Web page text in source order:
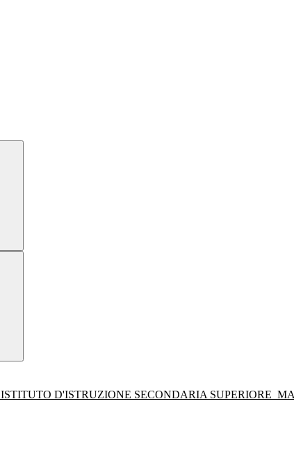
ISTITUTO D'ISTRUZIONE SECONDARIA SUPERIORE